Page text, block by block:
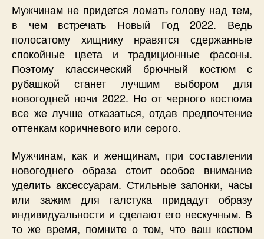
Мужчинам не придется ломать голову над тем,
в чем встречать Новый Год 2022. Ведь
полосатому хищнику нравятся сдержанные
спокойные цвета и традиционные фасоны.
Поэтому классический брючный костюм с
рубашкой станет лучшим выбором для
новогодней ночи 2022. Но от черного костюма
все же лучше отказаться, отдав предпочтение
оттенкам коричневого или серого.
Мужчинам, как и женщинам, при составлении
новогоднего образа стоит особое внимание
уделить аксессуарам. Стильные запонки, часы
или зажим для галстука придадут образу
индивидуальности и сделают его нескучным. В
то же время, помните о том, что ваш костюм